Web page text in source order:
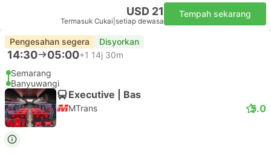
USD 21
Termasuk Cukai setiap dewasa
Tempah sekarang
Pengesahan segera Disyorkan
14:30 05:00+1 14j 30m
Semarang
Banyuwangi
Executive | Bas
MTrans 5.0